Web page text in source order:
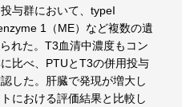
与群において、typeI
1（ME）など複数の遺
れた。T3血清中濃度もコン
比べ、PTUとT3の併用投与
した。肝臓で発現が増大し
における評価結果と比較し